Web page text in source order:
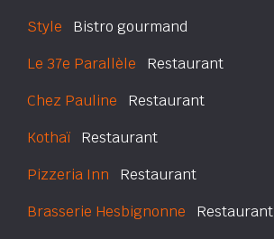
Style Bistro gourmand
Le 37e Parallèle Restaurant
Chez Pauline Restaurant
Kothaï Restaurant
Pizzeria Inn Restaurant
Brasserie Hesbignonne Restaurant